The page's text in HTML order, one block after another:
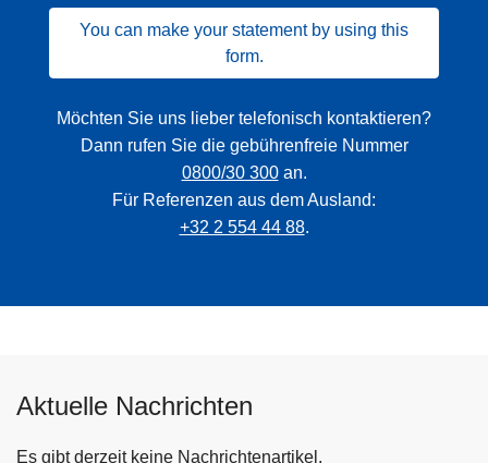
You can make your statement by using this
form.
Möchten Sie uns lieber telefonisch kontaktieren?
Dann rufen Sie die gebührenfreie Nummer
0800/30 300an.
Für Referenzen aus dem Ausland:
+32 2 554 44 88.
Aktuelle Nachrichten
Es gibt derzeit keine Nachrichtenartikel.